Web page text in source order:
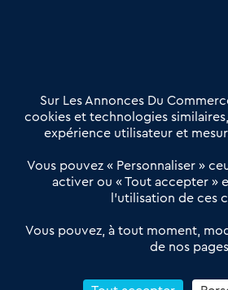
Offres Pro
Actualités
Qui sommes nous ?
Derniers articles
Réseau 3C : un partenaire national
Petitscommerces : Un partenariat au
proximité et des territoires
Sur Les Annonces Du
cookies et technologies
expérience utilisateur et
Vous pouvez « Personnaliser »
activer ou « Tout accepter »
l’utilisation de ces
Vous pouvez, à tout moment,
de nos